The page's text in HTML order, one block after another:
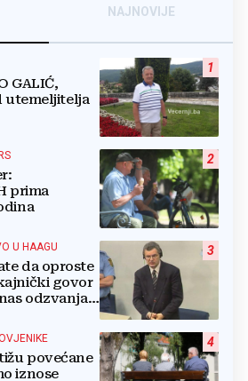
NAJNOVIJE
1
GALIĆ,
utemeljitelja
2
prima
3
U HAAGU
da oproste
govor
odzvanja
4
povećane
iznose